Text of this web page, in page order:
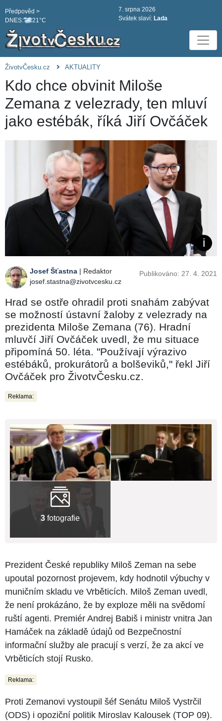
DNES: 21°C
Předpověd >
7. srpna 2026
Svátek slaví: Lada
ŽivotvČesku.cz AKTUALITY
Kdo chce obvinit Miloše
Zemana z velezrady, ten mluví
jako estébák, říká Jiří Ovčáček
Josef Šťastna | Redaktor
josef.stastna@zivotvcesku.cz
Publikováno: 27. 4. 2021
Hrad se ostře ohradil proti snahám zabývat
se možností ústavní žaloby z velezrady na
prezidenta Miloše Zemana (76). Hradní
mluvčí Jiří Ovčáček uvedl, že mu situace
připomíná 50. léta. "Používají výrazivo
estébáků, prokurátorů a bolševiků," řekl Jiří
Ovčáček pro ŽivotvČesku.cz.
Reklama:
3 fotografie
Prezident České republiky Miloš Zeman na sebe
upoutal pozornost projevem, kdy hodnotil výbuchy v
muničním skladu ve Vrběticích. Miloš Zeman uvedl,
že není prokázáno, že by exploze měli na svědomí
ruští agenti. Premiér Andrej Babiš i ministr vnitra Jan
Hamáček na základě údajů od Bezpečnostní
informační služby ale pracují s verzí, že za akcí ve
Vrběticích stojí Rusko.
Reklama:
Proti Zemanovi vystoupil šéf Senátu Miloš Vystrčil
(ODS) i opoziční politik Miroslav Kalousek (TOP 09).